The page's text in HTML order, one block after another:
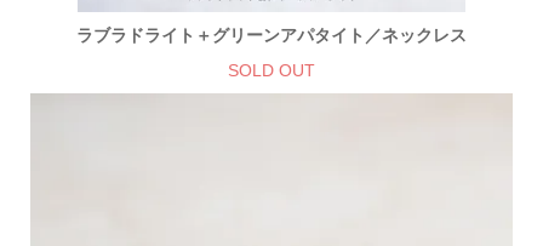
ラブラドライト＋グリーンアパタイト／ネックレス
SOLD OUT